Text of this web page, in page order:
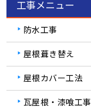
工事メニュー
防水工事
屋根葺き替え
屋根カバー工法
瓦屋根・漆喰工事